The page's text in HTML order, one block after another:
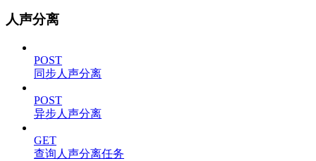
人声分离
POST
同步人声分离
POST
异步人声分离
GET
查询人声分离任务